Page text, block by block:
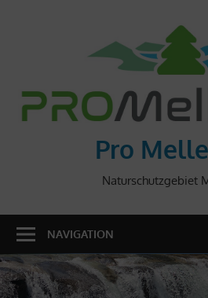
Pro
Naturschutzgebiet
NAVIGATION